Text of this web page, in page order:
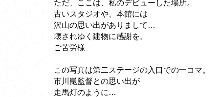
ただ、ここは、私のデビューした場所。
古いスタジオや、本館には
沢山の思い出がありまして…
壊されゆく建物に感謝を。
ご苦労様
この写真は第二ステージの入口での一コマ。
市川崑監督との思い出が
走馬灯のように…